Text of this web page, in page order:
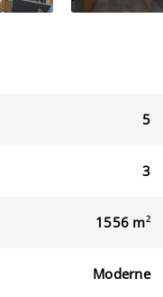
5
3
1556 m2
Moderne